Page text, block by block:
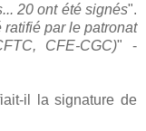
20 ont été signés".
par le patronat
CFE-CGC)" -
il la signature de